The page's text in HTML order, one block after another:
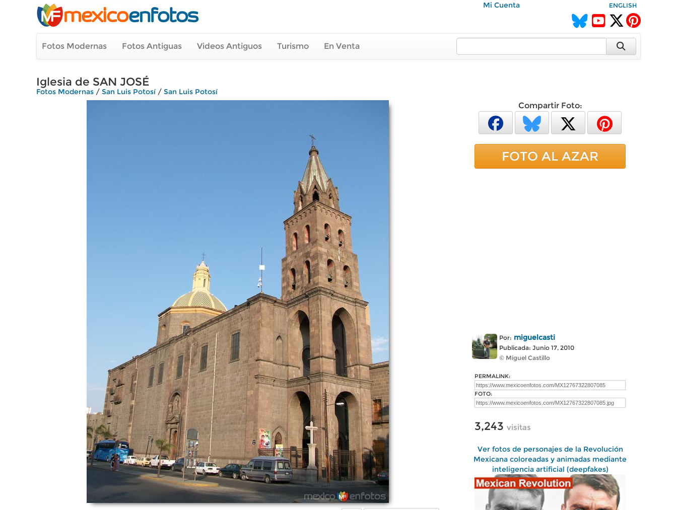
Mi Cuenta ENGLISH
Fotos Modernas Fotos Antiguas Videos Antiguos Turismo En Venta
Iglesia de SAN JOSÉ
Fotos Modernas / San Luis Potosí / San Luis Potosí
Compartir Foto:
FOTO AL AZAR
Por: miguelcasti
Publicada: Junio 17, 2010
© Miguel Castillo
PERMALINK:
FOTO:
3,243 visitas
Ver fotos de personajes de la Revolución
Mexicana coloreadas y animadas mediante
inteligencia artificial (deepfakes)